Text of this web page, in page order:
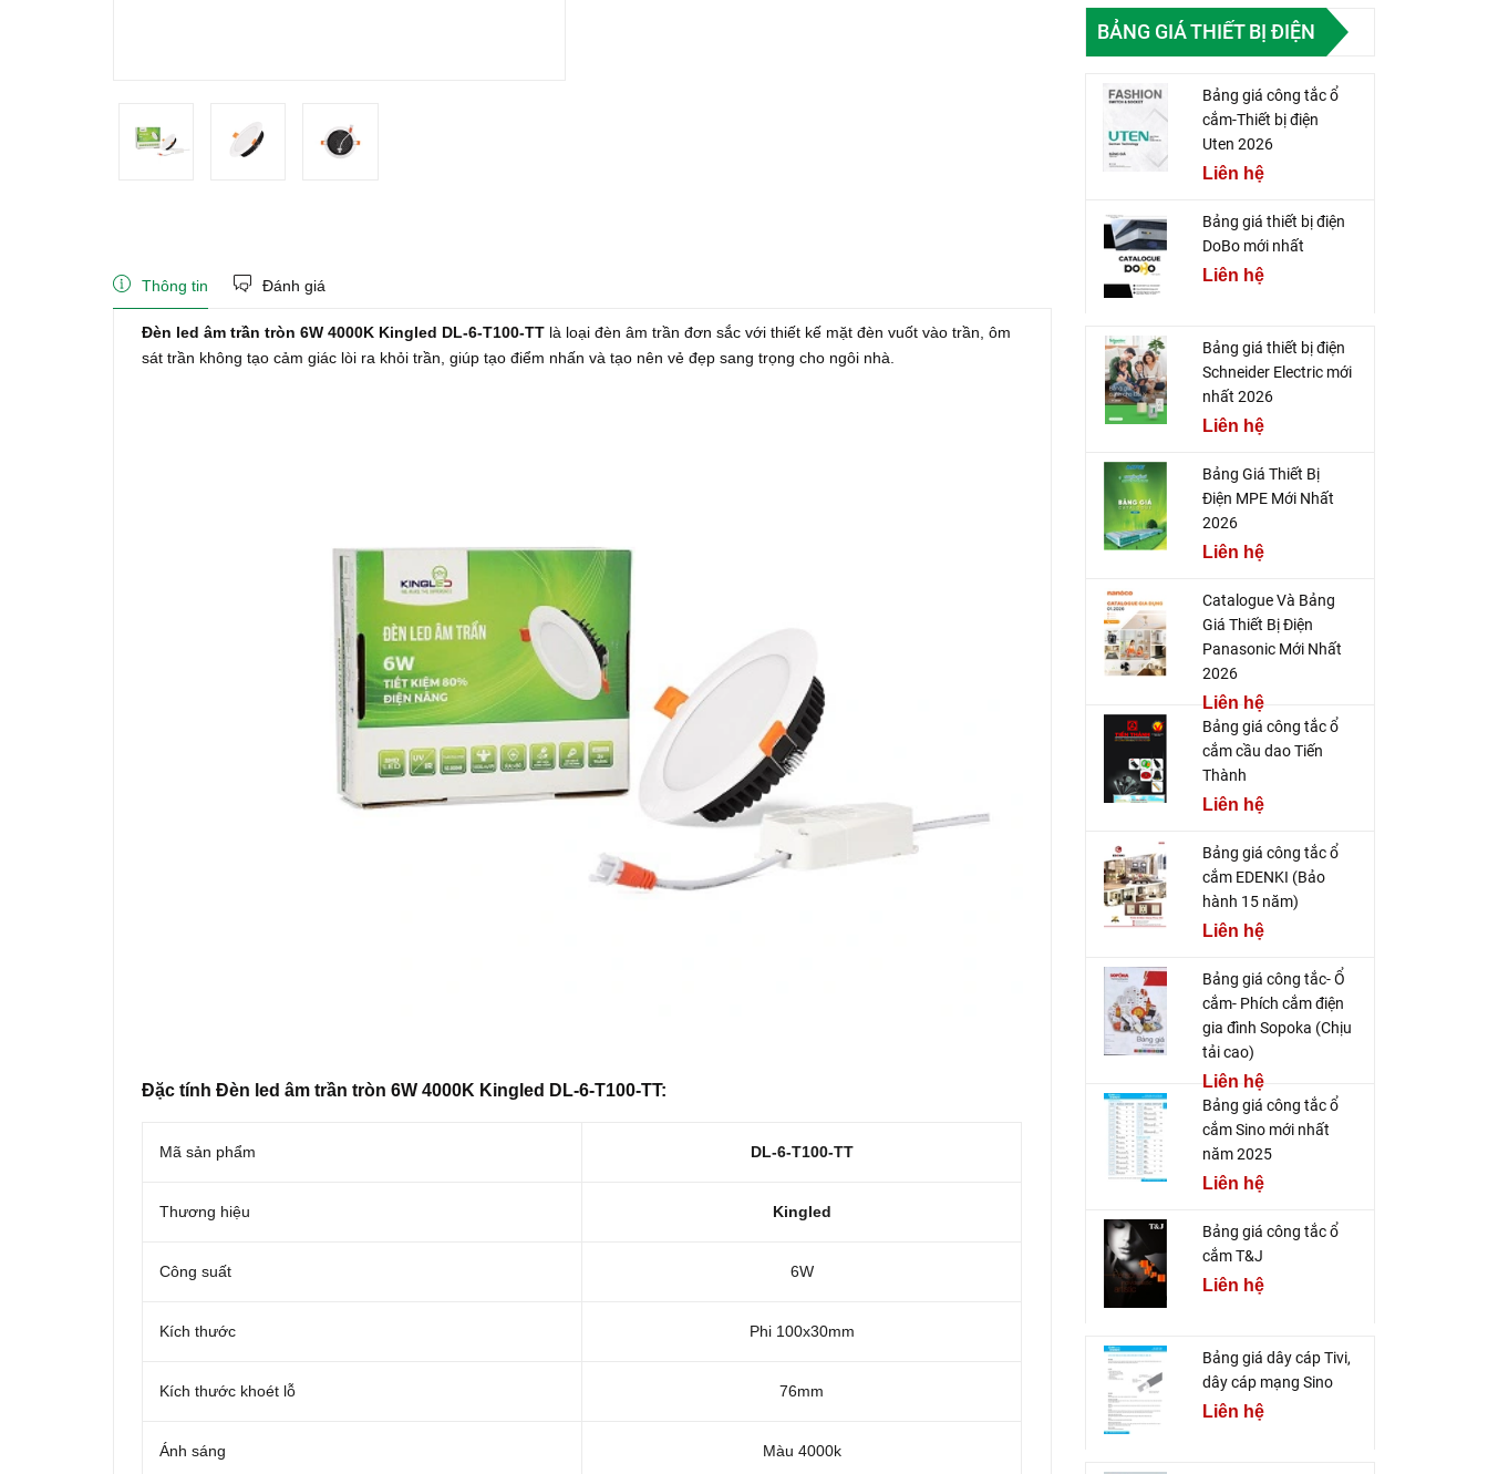
Thông tin Đánh giá
Đèn led âm trần tròn 6W 4000K Kingled DL-6-T100-TT là loại đèn âm trần đơn sắc với thiết kế mặt đèn vuốt vào trần, ôm
sát trần không tạo cảm giác lòi ra khỏi trần, giúp tạo điểm nhấn và tạo nên vẻ đẹp sang trọng cho ngôi nhà.
Đặc tính Đèn led âm trần tròn 6W 4000K Kingled DL-6-T100-TT:
Mã sản phẩm DL-6-T100-TT
Thương hiệu Kingled
Công suất 6W
Kích thước Phi 100x30mm
Kích thước khoét lỗ 76mm
Ánh sáng Màu 4000k
BẢNG GIÁ THIẾT BỊ ĐIỆN
Bảng giá công tắc ổ
cắm-Thiết bị điện
Uten 2026
Liên hệ
Bảng giá thiết bị điện
DoBo mới nhất
Liên hệ
Bảng giá thiết bị điện
Schneider Electric mới
nhất 2026
Liên hệ
Bảng Giá Thiết Bị
Điện MPE Mới Nhất
2026
Liên hệ
Catalogue Và Bảng
Giá Thiết Bị Điện
Panasonic Mới Nhất
2026
Liên hệ
Bảng giá công tắc ổ
cắm cầu dao Tiến
Thành
Liên hệ
Bảng giá công tắc ổ
cắm EDENKI (Bảo
hành 15 năm)
Liên hệ
Bảng giá công tắc- Ổ
cắm- Phích cắm điện
gia đình Sopoka (Chịu
tải cao)
Liên hệ
Bảng giá công tắc ổ
cắm Sino mới nhất
năm 2025
Liên hệ
Bảng giá công tắc ổ
cắm T&J
Liên hệ
Bảng giá dây cáp Tivi,
dây cáp mạng Sino
Liên hệ